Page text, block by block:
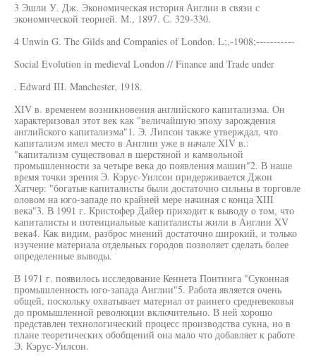
3 Эшли У. Дж. Экономическая история Англии в связи с
экономической теорией. М., 1897. С. 329-330.
4 Unwin G. The Gilds and Companies of London. L;,-1908;-----------
Social Evolution in medieval London // Finance and Trade under
. Edward III. Manchester, 1918.
XIV в. временем возникновения английского капитализма. Он
характеризовал этот век как "величайшую эпоху зарождения
английского капитализма"1. Э. Липсон также утверждал, что
капитализм имел место в Англии уже в начале XIV в.:
"капитализм существовал в шерстяной и камвольной
промышленности за четыре века до появления машин"2. В наше
время точки зрения Э. Кэрус-Уилсон придерживается Джон
Хатчер: "богатые капиталисты были достаточно сильны в торговле
оловом на юго-западе по крайней мере начиная с конца XIII
века"3. В 1991 г. Кристофер Дайер приходит к выводу о том, что
капиталисты и потенциальные капиталисты жили в Англии XV
века4. Как видим, разброс мнений достаточно широкий, и только
изучение материала отдельных городов позволяет сделать более
определенные выводы.
В 1971 г. появилось исследование Кеннета Понтинга "Суконная
промышленность юго-запада Англии"5. Работа является очень
общей, поскольку охватывает материал от раннего средневековья
до промышленной революции включительно. В ней хорошо
представлен технологический процесс производства сукна, но в
плане теоретических обобщений она мало что добавляет к работе
Э. Кэрус-Уилсон.